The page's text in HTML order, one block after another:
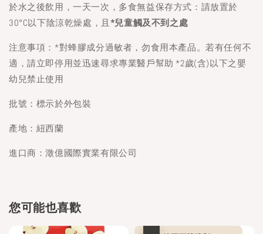
於水之後飲用，一天一次，多食無益保存方式：請放置於
30°C以下陰涼乾燥處，且 *兒童觸及不到之處
注意事項：*對蜂膠成分過敏者，勿食用本產品。若有任何不
適，請立即停用並迅速尋求專業醫戶幫助 *2歲(含)以下之嬰
幼兒禁止使用
批號：標示於外包裝
產地：紐西蘭
進口商：澂億國際實業有限公司
您可能也喜歡